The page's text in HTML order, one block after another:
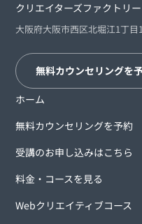
クリエイターズファクトリー
大阪府大阪市西区北堀江1丁
無料カウンセリングを
ホーム
無料カウンセリングを予約
受講のお申し込みはこちら
料金・コースを見る
Webクリエイティブコース